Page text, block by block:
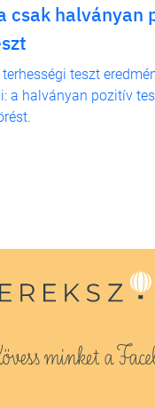
csak halványan
teszt
a halványan pozitív
minket a